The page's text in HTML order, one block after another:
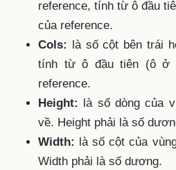
reference, tính từ ô đầu
của reference.
Cols: là số cột bên trái
tính từ ô đầu tiên (ô ở
reference.
Height: là số dòng của
về. Height phải là số
Width: là số cột của
Width phải là số dương.